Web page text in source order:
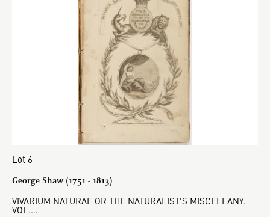
Lot 6
George Shaw (1751 - 1813)
VIVARIUM NATURAE OR THE NATURALIST'S MISCELLANY.
VOL.…